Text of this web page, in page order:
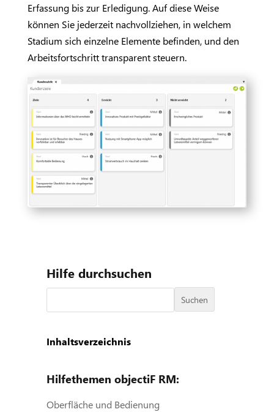
Erfassung bis zur Erledigung. Auf diese Weise
können Sie jederzeit nachvollziehen, in welchem
Stadium sich einzelne Elemente befinden, und den
Arbeitsfortschritt transparent steuern.
Hilfe durchsuchen
Suchen
Inhaltsverzeichnis
Hilfethemen objectiF RM:
Oberfläche und Bedienung